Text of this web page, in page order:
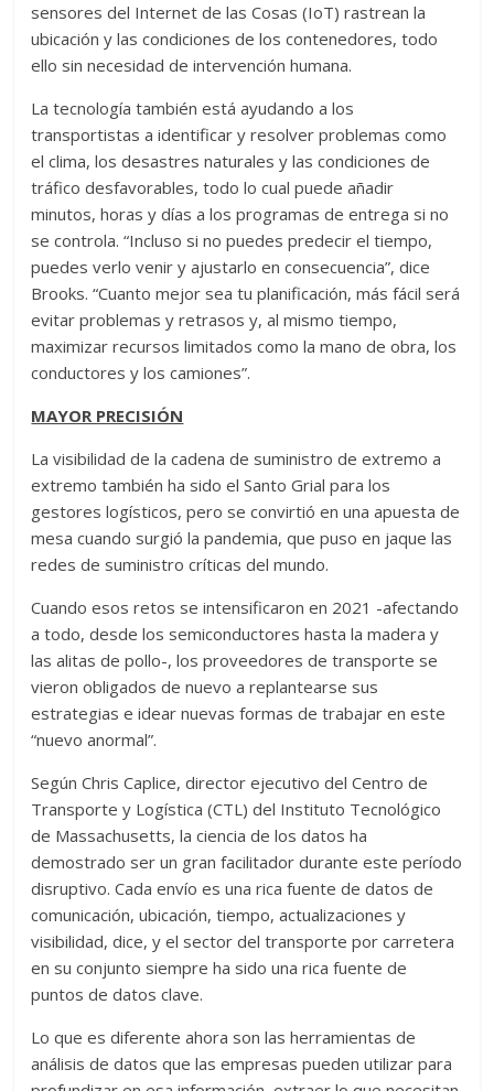
sensores del Internet de las Cosas (IoT) rastrean la
ubicación y las condiciones de los contenedores, todo
ello sin necesidad de intervención humana.
La tecnología también está ayudando a los
transportistas a identificar y resolver problemas como
el clima, los desastres naturales y las condiciones de
tráfico desfavorables, todo lo cual puede añadir
minutos, horas y días a los programas de entrega si no
se controla. “Incluso si no puedes predecir el tiempo,
puedes verlo venir y ajustarlo en consecuencia”, dice
Brooks. “Cuanto mejor sea tu planificación, más fácil será
evitar problemas y retrasos y, al mismo tiempo,
maximizar recursos limitados como la mano de obra, los
conductores y los camiones”.
MAYOR PRECISIÓN
La visibilidad de la cadena de suministro de extremo a
extremo también ha sido el Santo Grial para los
gestores logísticos, pero se convirtió en una apuesta de
mesa cuando surgió la pandemia, que puso en jaque las
redes de suministro críticas del mundo.
Cuando esos retos se intensificaron en 2021 -afectando
a todo, desde los semiconductores hasta la madera y
las alitas de pollo-, los proveedores de transporte se
vieron obligados de nuevo a replantearse sus
estrategias e idear nuevas formas de trabajar en este
“nuevo anormal”.
Según Chris Caplice, director ejecutivo del Centro de
Transporte y Logística (CTL) del Instituto Tecnológico
de Massachusetts, la ciencia de los datos ha
demostrado ser un gran facilitador durante este período
disruptivo. Cada envío es una rica fuente de datos de
comunicación, ubicación, tiempo, actualizaciones y
visibilidad, dice, y el sector del transporte por carretera
en su conjunto siempre ha sido una rica fuente de
puntos de datos clave.
Lo que es diferente ahora son las herramientas de
análisis de datos que las empresas pueden utilizar para